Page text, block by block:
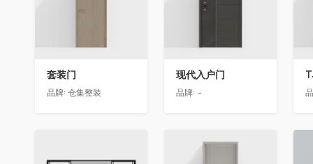
套装门
品牌: 仓集整装
现代入户门
品牌: -
收藏